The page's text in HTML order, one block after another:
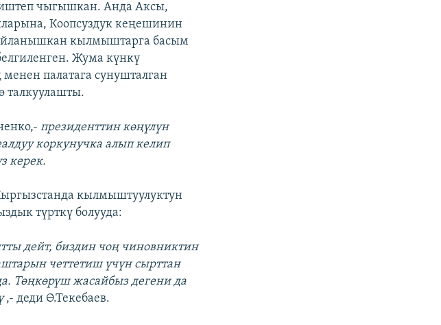
чыгышкан. Анда Аксы,
Коопсуздук кеңешинин
кылмыштарга басым
Жума күнкү
палатага сунушталган
талкуулашты.
президенттин көңүлүн
коркунучка алып келип
керек.
кылмыштуулуктун
түрткү болууда:
дейт, биздин чоң чиновниктин
четтетиш үчүн сырттан
Төңкөрүш жасайбыз дегени да
,- деди Ө.Текебаев.